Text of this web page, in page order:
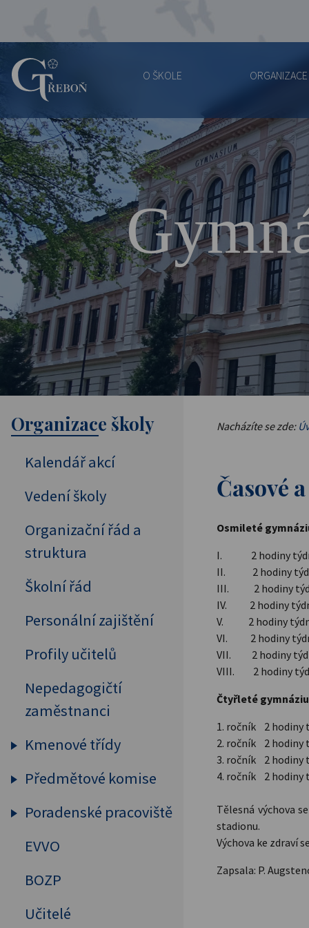
Gymnázium
Třeboň
O ŠKOLE
Nacházíte se zde:
Časové
Osmileté
I. 2 hodiny
II. 2 hodiny
III. 2 hodiny
IV. 2 hodiny
V. 2 hodiny
VI. 2 hodiny
VII. 2 hodiny
VIII. 2 hodiny
Čtyřleté
1. ročník 2 hodiny
2. ročník 2 hodiny
3. ročník 2 hodiny
4. ročník 2 hodiny
Tělesná výchova
stadionu.
Výchova ke zdraví
Zapsala: P.
Organizace školy
Kalendář akcí
Vedení školy
Organizační řád a
struktura
Školní řád
Personální zajištění
Profily učitelů
Nepedagogičtí
zaměstnanci
Kmenové třídy
Prima
Sekunda
Sexta
Předmětové komise
Humanitní předměty
Tělesná výchova
Poradenské pracoviště
Primární prevence
EVVO
BOZP
Učitelé